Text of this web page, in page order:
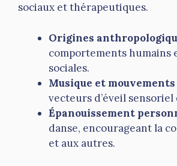
sociaux et thérapeutiques.
Origines
comportements humains
sociales.
Musique et mouvements
vecteurs d’éveil
Épanouissement
danse, encourageant la
et aux autres.